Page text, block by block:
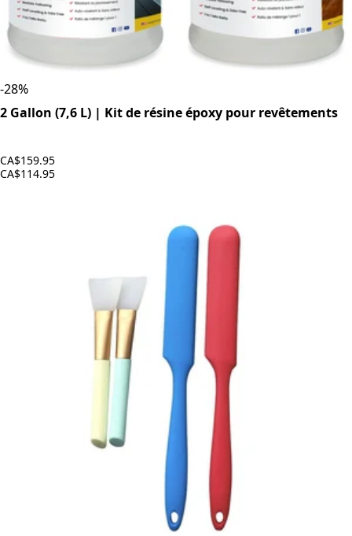
-28%
2 Gallon (7,6 L) | Kit de résine époxy pour revêtements
CA$159.95
CA$114.95